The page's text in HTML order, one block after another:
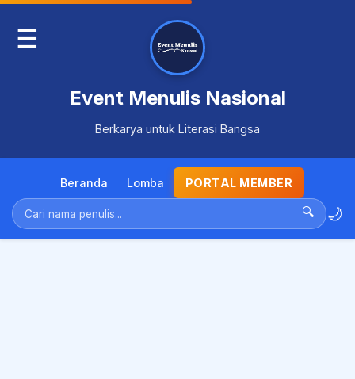
☰
Event Menulis Nasional
Berkarya untuk Literasi Bangsa
Beranda Lomba PORTAL MEMBER
🔍 🌙